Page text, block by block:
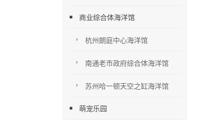
商业综合体海洋馆
杭州朗庭中心海洋馆
南通老市政府综合体海洋馆
苏州哈一顿天空之缸海洋馆
萌宠乐园